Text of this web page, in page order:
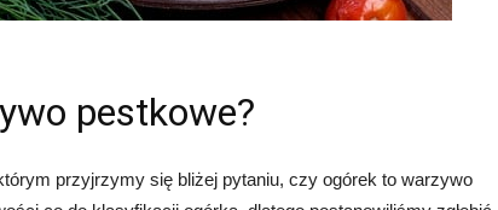
pestkowe?
przyjrzymy się bliżej pytaniu, czy ogórek to warzywo